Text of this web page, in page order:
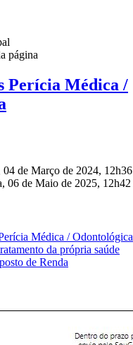
página
Perícia Médica /
04 de Março de 2024, 12h36
06 de Maio de 2025, 12h42
Médica / Odontológica
da própria saúde
de Renda